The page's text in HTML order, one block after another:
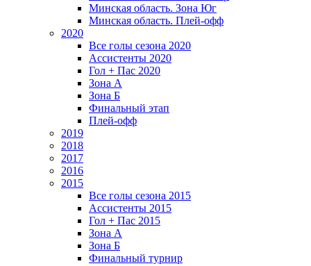
Минская область. Зона Юг
Минская область. Плей-офф
2020
Все голы сезона 2020
Ассистенты 2020
Гол + Пас 2020
Зона А
Зона Б
Финальный этап
Плей-офф
2019
2018
2017
2016
2015
Все голы сезона 2015
Ассистенты 2015
Гол + Пас 2015
Зона А
Зона Б
Финальный турнир